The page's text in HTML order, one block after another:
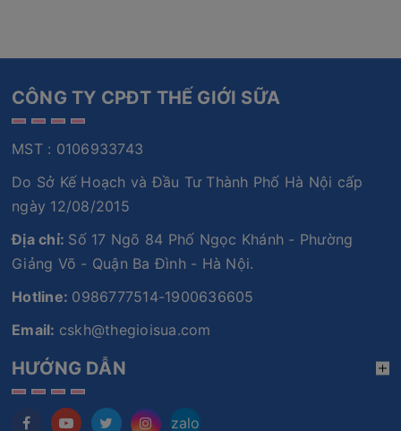
CÔNG TY CPĐT THẾ GIỚI SỮA
MST : 0106933743
Do Sở Kế Hoạch và Đầu Tư Thành Phố Hà Nội cấp
ngày 12/08/2015
Địa chỉ: Số 17 Ngõ 84 Phố Ngọc Khánh - Phường
Giảng Võ - Quận Ba Đình - Hà Nội.
Hotline: 0986777514-1900636605
Email: cskh@thegioisua.com
HƯỚNG DẪN
zalo